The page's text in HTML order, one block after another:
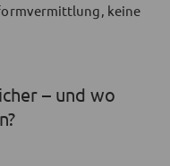
keine
– und wo